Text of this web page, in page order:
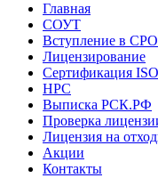
Главная
СОУТ
Вступление в СРО
Лицензирование
Сертификация ISO
НРС
Выписка РСК.РФ
Проверка
Лицензия на
Акции
Контакты